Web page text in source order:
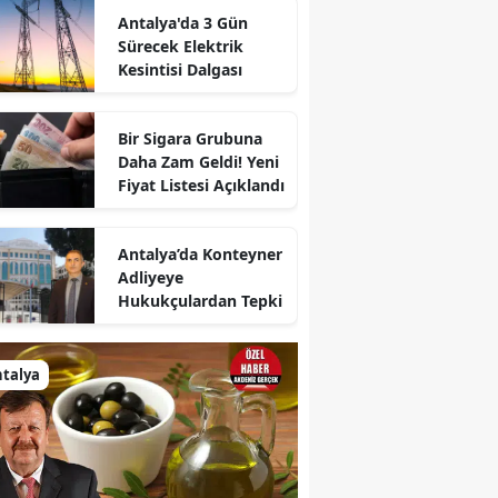
Antalya'da 3 Gün
Sürecek Elektrik
Kesintisi Dalgası
Bir Sigara Grubuna
Daha Zam Geldi! Yeni
Fiyat Listesi Açıklandı
Antalya’da Konteyner
Adliyeye
Hukukçulardan Tepki